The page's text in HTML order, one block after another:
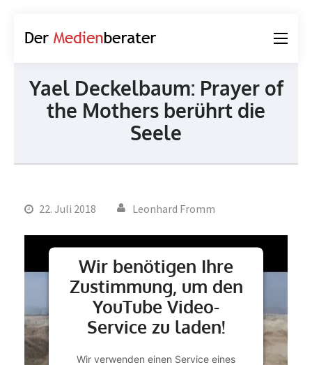
Yael Deckelbaum: Prayer of
the Mothers berührt die
Seele
22. Juli 2018 Leonhard Fromm
Wir benötigen Ihre
Zustimmung, um den
YouTube Video-
Service zu laden!
Wir verwenden einen Service eines